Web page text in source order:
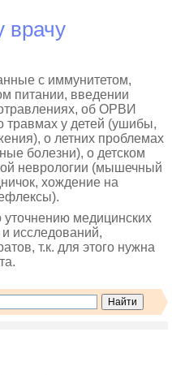
врачу
с иммунитетом,
питании, введении
об ОРВИ
травмах у детей (ушибы,
о летних проблемах
болезни), о детском
неврологии (мышечный
хождение на
медицинских
и исследований,
т.к. для этого нужна